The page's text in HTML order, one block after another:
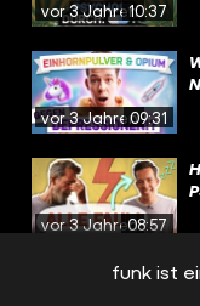
vor 3 Jahren10:37
vor 3 Jahren09:31
vor 3 Jahren08:57
funk ist